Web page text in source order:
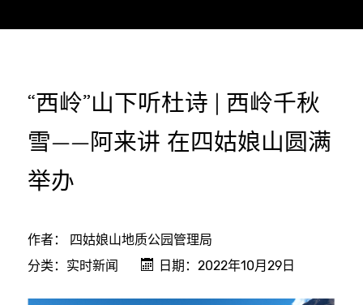
“西岭”山下听杜诗 | 西岭千秋
雪——阿来讲 在四姑娘山圆满
举办
作者： 四姑娘山地质公园管理局
分类： 实时新闻 日期：2022年10月29日